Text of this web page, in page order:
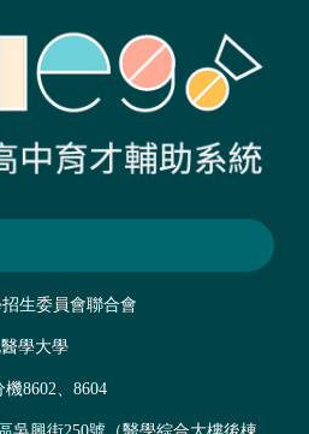
生委員會聯合會
學大學
機8602、8604